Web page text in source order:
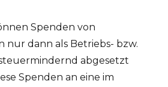
Spenden von
nur dann als Betriebs- bzw.
abgesetzt
Spenden an eine im